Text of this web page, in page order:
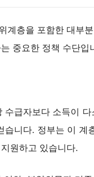
계층을 포함한 대부
중요한 정책 수단입
수급자보다 소득이
습니다. 정부는 이 계
원하고 있습니다.